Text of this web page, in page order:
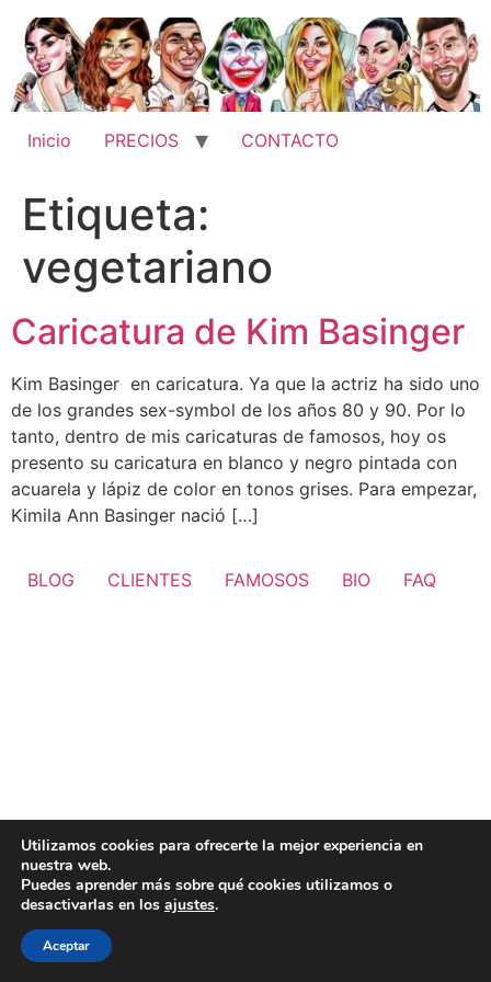
contenido
Inicio PRECIOS CONTACTO
Etiqueta:
vegetariano
Caricatura de Kim Basinger
Kim Basinger en caricatura. Ya que la actriz ha sido uno
de los grandes sex-symbol de los años 80 y 90. Por lo
tanto, dentro de mis caricaturas de famosos, hoy os
presento su caricatura en blanco y negro pintada con
acuarela y lápiz de color en tonos grises. Para empezar,
Kimila Ann Basinger nació […]
BLOG CLIENTES FAMOSOS BIO FAQ
Utilizamos cookies para ofrecerte la mejor experiencia en
nuestra web.
Puedes aprender más sobre qué cookies utilizamos o
desactivarlas en los ajustes.
Aceptar